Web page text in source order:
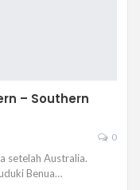
– Southern
0
setelah Australia.
Benua…